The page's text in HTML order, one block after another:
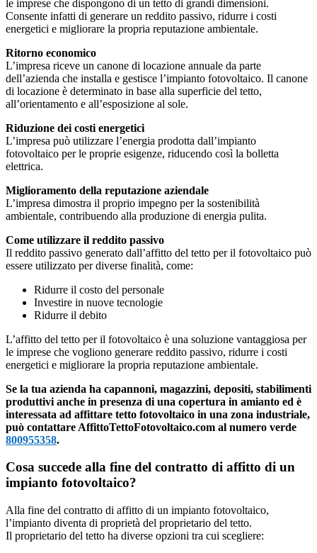
le imprese che dispongono di un tetto di grandi dimensioni.
Consente infatti di generare un reddito passivo, ridurre i costi
energetici e migliorare la propria reputazione ambientale.
Ritorno economico
L’impresa riceve un canone di locazione annuale da parte
dell’azienda che installa e gestisce l’impianto fotovoltaico. Il canone
di locazione è determinato in base alla superficie del tetto,
all’orientamento e all’esposizione al sole.
Riduzione dei costi energetici
L’impresa può utilizzare l’energia prodotta dall’impianto
fotovoltaico per le proprie esigenze, riducendo così la bolletta
elettrica.
Miglioramento della reputazione aziendale
L’impresa dimostra il proprio impegno per la sostenibilità
ambientale, contribuendo alla produzione di energia pulita.
Come utilizzare il reddito passivo
Il reddito passivo generato dall’affitto del tetto per il fotovoltaico può
essere utilizzato per diverse finalità, come:
Ridurre il costo del personale
Investire in nuove tecnologie
Ridurre il debito
L’affitto del tetto per il fotovoltaico è una soluzione vantaggiosa per
le imprese che vogliono generare reddito passivo, ridurre i costi
energetici e migliorare la propria reputazione ambientale.
Se la tua azienda ha capannoni, magazzini, depositi, stabilimenti
produttivi anche in presenza di una copertura in amianto ed è
interessata ad affittare tetto fotovoltaico in una zona industriale,
può contattare AffittoTettoFotovoltaico.com al numero verde
800955358.
Cosa succede alla fine del contratto di affitto di un
impianto fotovoltaico?
Alla fine del contratto di affitto di un impianto fotovoltaico,
l’impianto diventa di proprietà del proprietario del tetto.
Il proprietario del tetto ha diverse opzioni tra cui scegliere: